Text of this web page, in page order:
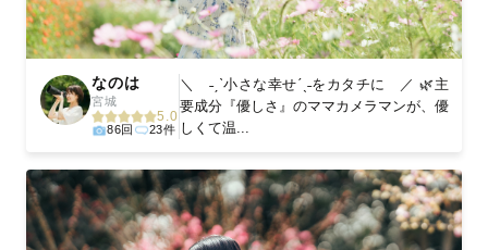
なのは
宮城
5.0
86回 23件
＼ ˗ˏˋ小さな幸せˊˎ˗をカタチに ／ 🌿主
要成分『優しさ』のママカメラマンが、優
しくて温...